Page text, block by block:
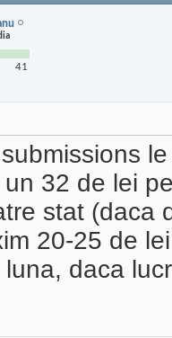
41
32 de lei
stat (daca
20-25 de
daca